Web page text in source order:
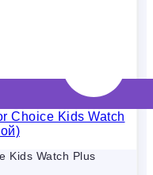
Kids Watch Plus